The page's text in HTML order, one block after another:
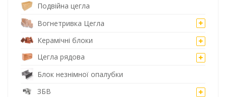
Подвійна цегла
Вогнетривка Цегла
Керамічні блоки
Цегла рядова
Блок незнімної опалубки
ЗБВ